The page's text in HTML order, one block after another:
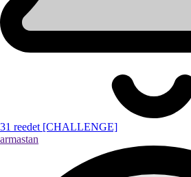
31 reedet [CHALLENGE]
armastan